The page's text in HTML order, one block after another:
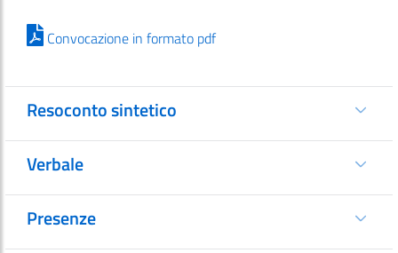
Convocazione in formato pdf
Resoconto sintetico
Verbale
Presenze